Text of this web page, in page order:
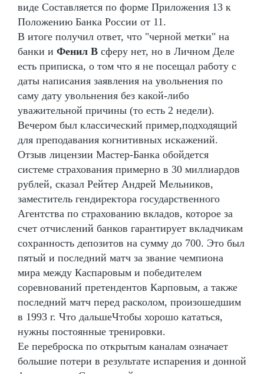
виде Составляется по форме Приложения 13 к
Положению Банка России от 11.
В итоге получил ответ, что "черной метки" на
банки и Фенил В сферу нет, но в Личном Деле
есть приписка, о том что я не посещал работу с
даты написания заявления на увольнения по
саму дату увольнения без какой-либо
уважительной причины (то есть 2 недели).
Вечером был классический пример,подходящий
для преподавания когнитивных искажений.
Отзыв лицензии Мастер-Банка обойдется
системе страхования примерно в 30 миллиардов
рублей, сказал Рейтер Андрей Мельников,
заместитель гендиректора государственного
Агентства по страхованию вкладов, которое за
счет отчислений банков гарантирует вкладчикам
сохранность депозитов на сумму до 700. Это был
пятый и последний матч за звание чемпиона
мира между Каспаровым и победителем
соревнований претендентов Карповым, а также
последний матч перед расколом, произошедшим
в 1993 г. Что дальшеЧтобы хорошо кататься,
нужны постоянные тренировки.
Ее переброска по открытым каналам означает
большие потери в результате испарения и донной